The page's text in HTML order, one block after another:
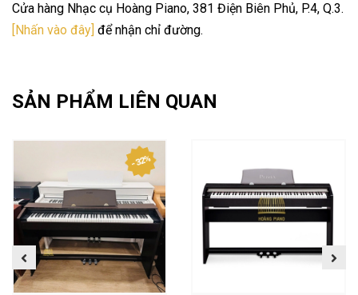
Cửa hàng Nhạc cụ Hoàng Piano, 381 Điện Biên Phủ, P.4, Q.3.
[Nhấn vào đây] để nhận chỉ đường.
SẢN PHẨM LIÊN QUAN
- 32%